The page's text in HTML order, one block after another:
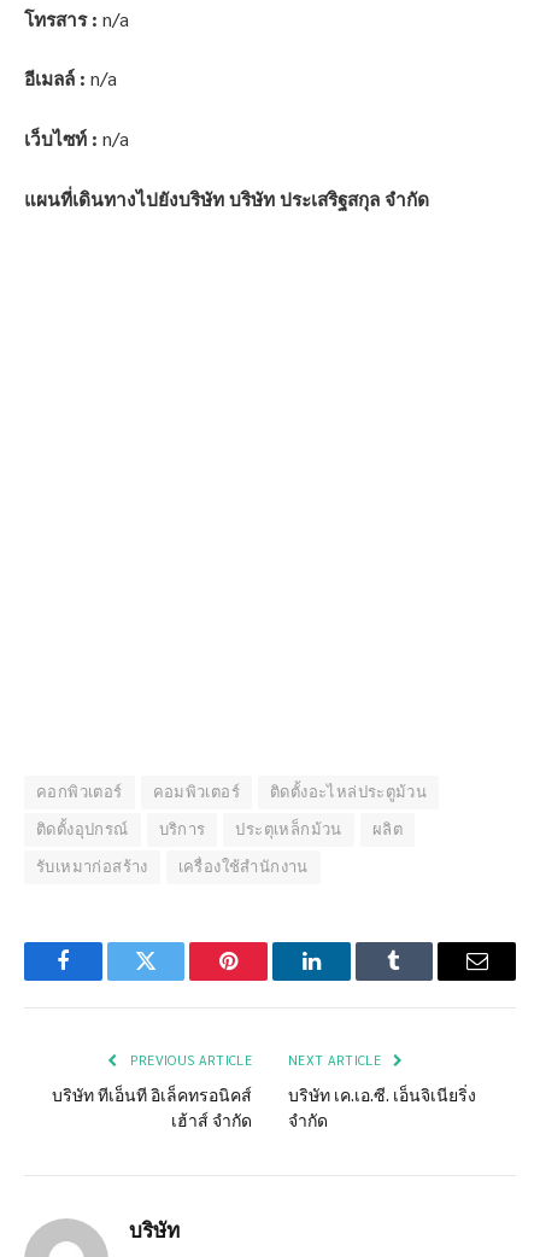
โทรสาร : n/a
อีเมลล์ : n/a
เว็บไซท์ : n/a
แผนที่เดินทางไปยังบริษัท บริษัท ประเสริฐสกุล จำกัด
คอกพิวเตอร์ คอมพิวเตอร์
ติดตั้งอะไหล่ประตูม้วน
ติดตั้งอุปกรณ์
บริการ ประตุเหล็กม้วน
ผลิต
รับเหมาก่อสร้าง
เครื่องใช้สำนักงาน
FacebookTwitter Pinterest LinkedInTumblr Email
PREVIOUS ARTICLE
บริษัท ทีเอ็นที อิเล็คทรอนิคส์
เฮ้าส์ จำกัด
NEXT ARTICLE
บริษัท เค.เอ.ซี. เอ็นจิเนียริ่ง
จำกัด
บริษัท